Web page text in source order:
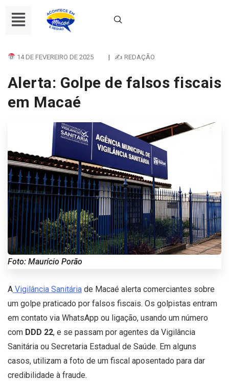
14 DE FEVEREIRO DE 2025 | ✍ REDAÇÃO
Alerta: Golpe de falsos fiscais
em Macaé
Foto: Maurício Porão
A Vigilância Sanitária de Macaé alerta comerciantes sobre
um golpe praticado por falsos fiscais. Os golpistas entram
em contato via WhatsApp ou ligação, usando um número
com DDD 22, e se passam por agentes da Vigilância
Sanitária ou Secretaria Estadual de Saúde. Em alguns
casos, utilizam a foto de um fiscal aposentado para dar
credibilidade à fraude.